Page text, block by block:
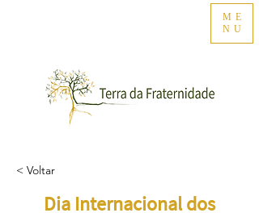
ME
NU
< Voltar
Dia Internacional dos